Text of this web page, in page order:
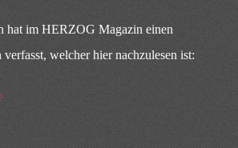
hat im HERZOG Magazin einen
welcher hier nachzulesen ist: